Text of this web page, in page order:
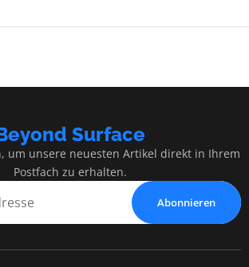
Surface
um unsere neuesten Artikel direkt in Ihrem
Postfach zu erhalten.
Abonnieren